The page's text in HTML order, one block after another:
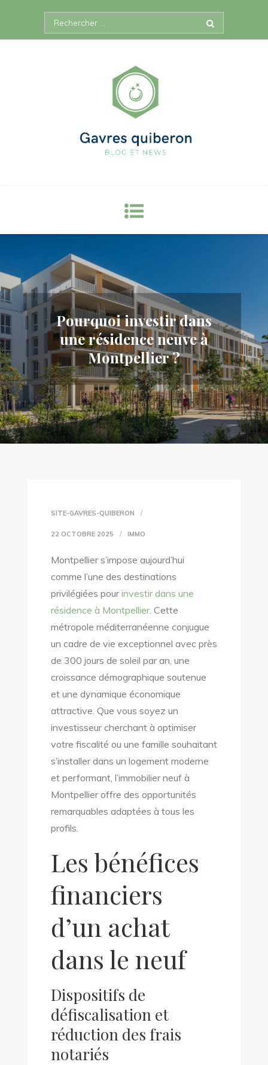
content
Search
for:
Pourquoi investir dans
une résidence neuve à
Montpellier ?
SITE-GAVRES-QUIBERON
22 OCTOBRE 2025 IMMO
Montpellier s’impose aujourd’hui
comme l’une des destinations
privilégiées pourinvestir dans une
résidence à Montpellier. Cette
métropole méditerranéenne conjugue
un cadre de vie exceptionnel avec près
de 300 jours de soleil par an, une
croissance démographique soutenue
et une dynamique économique
attractive. Que vous soyez un
investisseur cherchant à optimiser
votre fiscalité ou une famille souhaitant
s’installer dans un logement moderne
et performant, l’immobilier neuf à
Montpellier offre des opportunités
remarquables adaptées à tous les
profils.
Les bénéfices
financiers
d’un achat
dans le neuf
Dispositifs de
défiscalisation et
réduction des frais
notariés